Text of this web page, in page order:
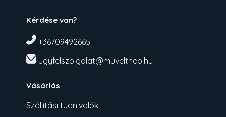
Kérdése van?
+36709492665
ugyfelszolgalat@muveltnep.hu
Vásárlás
Szállítási tudnivalók